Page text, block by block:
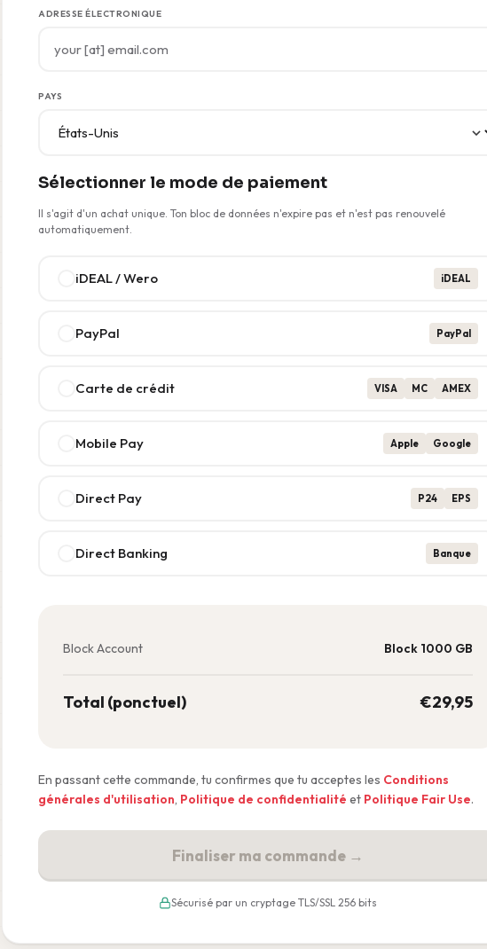
ADRESSE ÉLECTRONIQUE
PAYS
Sélectionner le mode de paiement
Il s'agit d'un achat unique. Ton bloc de données n'expire pas et n'est pas renouvelé
automatiquement.
iDEAL / Wero iDEAL
PayPal PayPal
Carte de crédit VISA MC AMEX
Mobile Pay Apple Google
Direct Pay P24 EPS
Direct Banking Banque
Block Account Block 1000 GB
Total (ponctuel) €29,95
En passant cette commande, tu confirmes que tu acceptes les Conditions
générales d'utilisation, Politique de confidentialité et Politique Fair Use.
Finaliser ma commande →
Sécurisé par un cryptage TLS/SSL 256 bits